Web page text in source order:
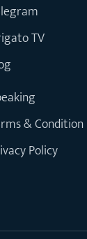
TV
& Condition
Policy